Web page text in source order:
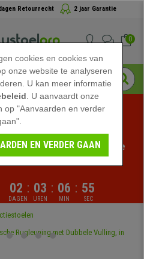
Retourrecht 2 jaar Garantie
0
02
DAGEN
: 03
UREN
: 06
MIN
: 54
SEC
bij bureaustoelpro!
een beperkte tijd - Bekijk de
cookies en cookies van
onze website te analyseren
U kan meer informatie
. U aanvaardt onze
op "Aanvaarden en verder
EN VERDER GAAN